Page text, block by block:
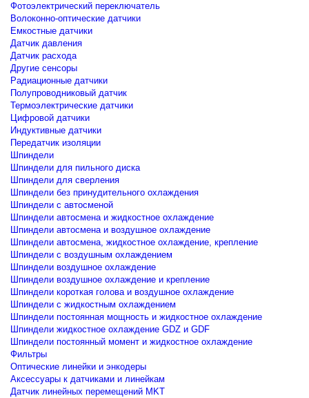
Фотоэлектрический переключатель
Волоконно-оптические датчики
Емкостные датчики
Датчик давления
Датчик расхода
Другие сенсоры
Радиационные датчики
Полупроводниковый датчик
Термоэлектрические датчики
Цифровой датчики
Индуктивные датчики
Передатчик изоляции
Шпиндели
Шпиндели для пильного диска
Шпиндели для сверления
Шпиндели без принудительного охлаждения
Шпиндели с автосменой
Шпиндели автосмена и жидкостное охлаждение
Шпиндели автосмена и воздушное охлаждение
Шпиндели автосмена, жидкостное охлаждение, крепление
Шпиндели с воздушным охлаждением
Шпиндели воздушное охлаждение
Шпиндели воздушное охлаждение и крепление
Шпиндели короткая голова и воздушное охлаждение
Шпиндели с жидкостным охлаждением
Шпиндели постоянная мощность и жидкостное охлаждение
Шпиндели жидкостное охлаждение GDZ и GDF
Шпиндели постоянный момент и жидкостное охлаждение
Фильтры
Оптические линейки и энкодеры
Аксессуары к датчиками и линейкам
Датчик линейных перемещений MKT